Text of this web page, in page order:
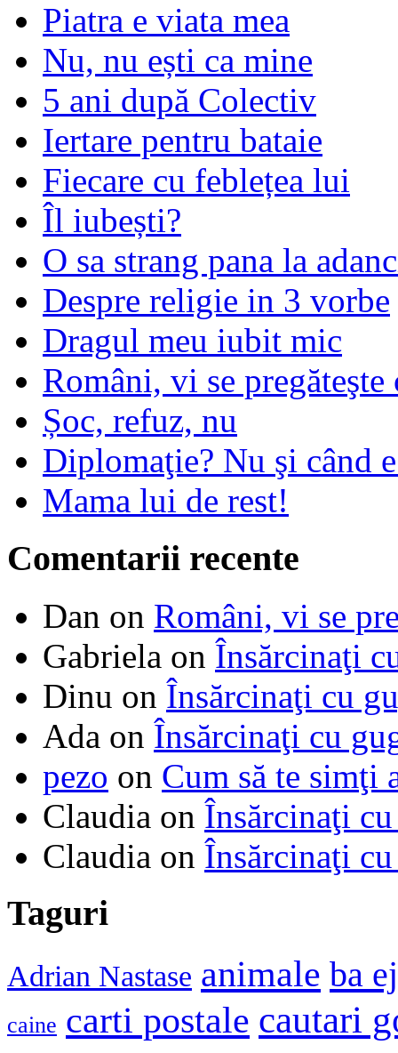
Piatra e viata mea
Nu, nu ești ca mine
5 ani după Colectiv
Iertare pentru bataie
Fiecare cu feblețea lui
Îl iubești?
O sa strang pana la
Despre religie in 3 vorbe
Dragul meu iubit mic
Români, vi se pregăteşte
Șoc, refuz, nu
Diplomaţie? Nu şi când
Mama lui de rest!
Comentarii recente
Dan on Români, vi se
Gabriela on Însărcinaţi
Dinu on Însărcinaţi cu
Ada on Însărcinaţi cu
pezo on Cum să te simţi
Claudia on Însărcinaţi
Claudia on Însărcinaţi
Taguri
Adrian Nastase animale ba
caine carti postale cautari